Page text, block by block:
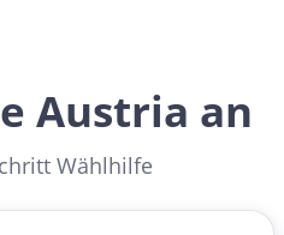
Austria an
Wählhilfe